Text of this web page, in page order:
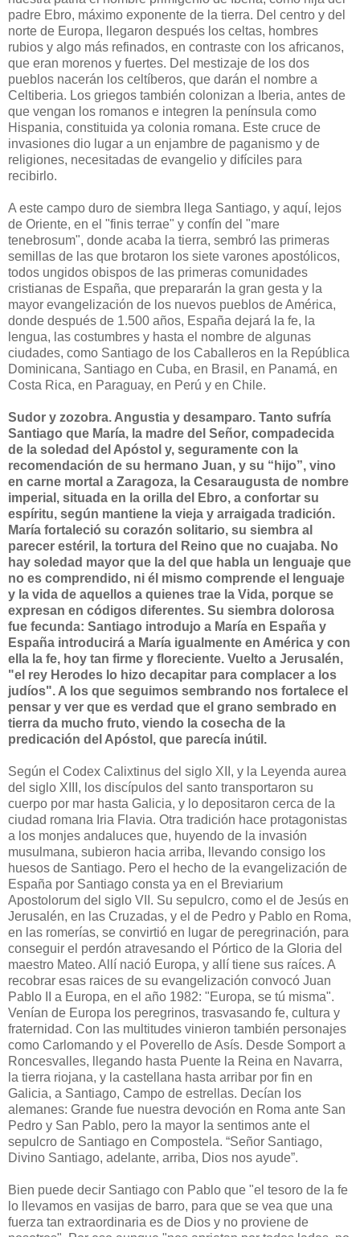
padre Ebro, máximo exponente de la tierra. Del centro y del
norte de Europa, llegaron después los celtas, hombres
rubios y algo más refinados, en contraste con los africanos,
que eran morenos y fuertes. Del mestizaje de los dos
pueblos nacerán los celtíberos, que darán el nombre a
Celtiberia. Los griegos también colonizan a Iberia, antes de
que vengan los romanos e integren la península como
Hispania, constituida ya colonia romana. Este cruce de
invasiones dio lugar a un enjambre de paganismo y de
religiones, necesitadas de evangelio y difíciles para
recibirlo.
A este campo duro de siembra llega Santiago, y aquí, lejos
de Oriente, en el "finis terrae" y confín del "mare
tenebrosum", donde acaba la tierra, sembró las primeras
semillas de las que brotaron los siete varones apostólicos,
todos ungidos obispos de las primeras comunidades
cristianas de España, que prepararán la gran gesta y la
mayor evangelización de los nuevos pueblos de América,
donde después de 1.500 años, España dejará la fe, la
lengua, las costumbres y hasta el nombre de algunas
ciudades, como Santiago de los Caballeros en la República
Dominicana, Santiago en Cuba, en Brasil, en Panamá, en
Costa Rica, en Paraguay, en Perú y en Chile.
Sudor y zozobra. Angustia y desamparo. Tanto sufría
Santiago que María, la madre del Señor, compadecida
de la soledad del Apóstol y, seguramente con la
recomendación de su hermano Juan, y su “hijo”, vino
en carne mortal a Zaragoza, la Cesaraugusta de nombre
imperial, situada en la orilla del Ebro, a confortar su
espíritu, según mantiene la vieja y arraigada tradición.
María fortaleció su corazón solitario, su siembra al
parecer estéril, la tortura del Reino que no cuajaba. No
hay soledad mayor que la del que habla un lenguaje que
no es comprendido, ni él mismo comprende el lenguaje
y la vida de aquellos a quienes trae la Vida, porque se
expresan en códigos diferentes. Su siembra dolorosa
fue fecunda: Santiago introdujo a María en España y
España introducirá a María igualmente en América y con
ella la fe, hoy tan firme y floreciente. Vuelto a Jerusalén,
"el rey Herodes lo hizo decapitar para complacer a los
judíos". A los que seguimos sembrando nos fortalece el
pensar y ver que es verdad que el grano sembrado en
tierra da mucho fruto, viendo la cosecha de la
predicación del Apóstol, que parecía inútil.
Según el Codex Calixtinus del siglo XII, y la Leyenda aurea
del siglo XIII, los discípulos del santo transportaron su
cuerpo por mar hasta Galicia, y lo depositaron cerca de la
ciudad romana Iria Flavia. Otra tradición hace protagonistas
a los monjes andaluces que, huyendo de la invasión
musulmana, subieron hacia arriba, llevando consigo los
huesos de Santiago. Pero el hecho de la evangelización de
España por Santiago consta ya en el Breviarium
Apostolorum del siglo VII. Su sepulcro, como el de Jesús en
Jerusalén, en las Cruzadas, y el de Pedro y Pablo en Roma,
en las romerías, se convirtió en lugar de peregrinación, para
conseguir el perdón atravesando el Pórtico de la Gloria del
maestro Mateo. Allí nació Europa, y allí tiene sus raíces. A
recobrar esas raices de su evangelización convocó Juan
Pablo II a Europa, en el año 1982: "Europa, se tú misma".
Venían de Europa los peregrinos, trasvasando fe, cultura y
fraternidad. Con las multitudes vinieron también personajes
como Carlomando y el Poverello de Asís. Desde Somport a
Roncesvalles, llegando hasta Puente la Reina en Navarra,
la tierra riojana, y la castellana hasta arribar por fin en
Galicia, a Santiago, Campo de estrellas. Decían los
alemanes: Grande fue nuestra devoción en Roma ante San
Pedro y San Pablo, pero la mayor la sentimos ante el
sepulcro de Santiago en Compostela. “Señor Santiago,
Divino Santiago, adelante, arriba, Dios nos ayude”.
Bien puede decir Santiago con Pablo que "el tesoro de la fe
lo llevamos en vasijas de barro, para que se vea que una
fuerza tan extraordinaria es de Dios y no proviene de